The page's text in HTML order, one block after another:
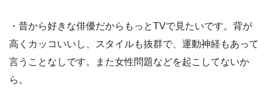
・昔から好きな俳優だからもっとTVで見たいです。背が
高くカッコいいし、スタイルも抜群で、運動神経もあって
言うことなしです。また女性問題などを起こしてないか
ら。